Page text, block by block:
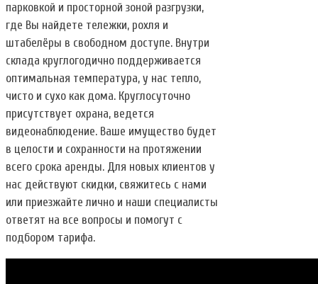
парковкой и просторной зоной разгрузки,
где Вы найдете тележки, рохля и
штабелёры в свободном доступе. Внутри
склада круглогодично поддерживается
оптимальная температура, у нас тепло,
чисто и сухо как дома. Круглосуточно
присутствует охрана, ведется
видеонаблюдение. Ваше имущество будет
в целости и сохранности на протяжении
всего срока аренды. Для новых клиентов у
нас действуют скидки, свяжитесь с нами
или приезжайте лично и наши специалисты
ответят на все вопросы и помогут с
подбором тарифа.